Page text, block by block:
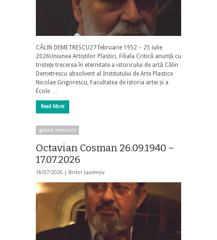
CĂLIN DEMETRESCU27 februarie 1952 – 25 iulie
2026Uniunea Artiștilor Plastici, Filiala Critică anunță cu
tristețe trecerea în eternitate a istoricului de artă Călin
Demetrescu absolvent al Institutului de Arte Plastice
Nicolae Grigorescu, Facultatea de istoria artei și a
École …
Read More
galaxia nemuririi
Octavian Cosman 26.09.1940 –
17.07.2026
18/07/2026 | Nistor Laurențiu